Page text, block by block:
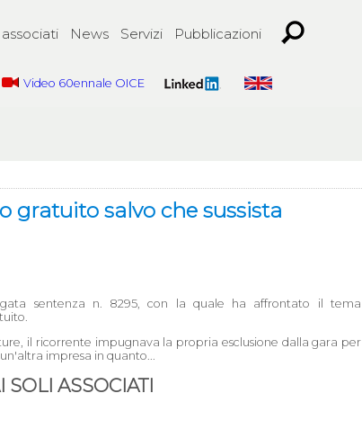
associati News Servizi Pubblicazioni
Video 60ennale OICE
gratuito salvo che sussista
sentenza n. 8295, con la quale ha affrontato il tema
il ricorrente impugnava la propria esclusione dalla gara per
impresa in quanto...
ASSOCIATI